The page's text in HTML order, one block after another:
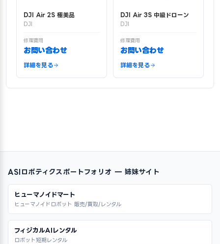
DJI Air 2S 極美品
DJI
修理費用
お問い合わせ
詳細を見る
DJI Air 3S 中級ドローン
DJI
修理費用
お問い合わせ
詳細を見る
ASIロボティクスポートフォリオ — 姉妹サイト
ヒューマノイドマート
ヒューマノイドロボット 販売/買取/レンタル
フィジカルAIレンタル
ロボット短期レンタル